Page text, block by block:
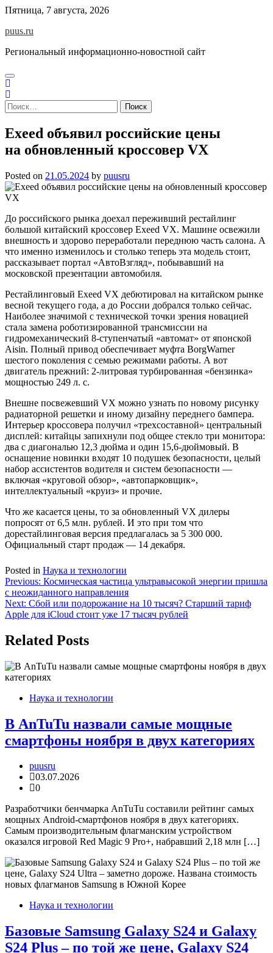
Skip
content
Пятница, 7 августа, 2026
puus.ru
Региональный информационно-новостной сайт
Найти:
Exeed объявил российские цены
на обновленный кроссовер VX
Posted on 21.05.2024 by puusru
До российского рынка доехал переживший рестайлинг
большой китайский кроссовер Exeed VX. Машине освежили
внешность и здорово переработали переднюю часть салона. А
что именно изменилось и столько теперь эта модель стоит,
рассказывает портал «АвтоВзгляд», побывавший на
московской презентации автомобиля.
Рестайлинговый Exeed VX дебютировал на китайском рынке
весной текущего года, а до России добрался только сейчас.
Наиболее значимой с технической точки зрения новацией
стала замена роботизированной трансмиссии на
гидромеханический 8-ступенчатый «автомат» от японской
Aisin. Полный привод обеспечивает муфта BorgWarner
шестого поколения с семью режимами работы. А вот
двигатель прежний: 2-литровая турбированная «бензинка»
мощностью 249 л. с.
Внешне посвежевший VX можно узнать по новому рисунку
радиаторной решетки и иному дизайну переднего бампера.
Интерьер кроссовера получил «трехсоставной» центральный
дисплей: китайцы запихнули под общее стекло три монитора:
два с диагональю 12,3 дюйма и один 15,6-дюймовый. В
оснащение новинки входят 10 подушек безопасности, целый
набор ассистентов водителя и систем безопасности —
включая «круговой обзор», «автопарковщик»,
интеллектуальный «круиз» и прочие.
Что же касается цены, то за обновленный VX дилеры
попросят от 6,5 млн. рублей. И это при том что
дорестайлинговая версия предлагалась за 5 300 000.
Официальный старт продаж — 14 декабря.
Posted in Наука и технологии
Навигация
по
записям
Previous: Космическая частица ультравысокой энергии пришла
с неожиданного направления
Next: Сбой или подорожание на 10 тысяч? Старший тариф
Apple для iCloud стоит уже 17 тысяч рублей
Related Posts
Наука и технологии
В AnTuTu назвали самые мощные
смартфоны ноября в двух категориях
puusru
03.07.2026
0
Разработчики бенчмарка AnTuTu составили рейтинг самых
мощных Android-смартфонов ноября в двух категориях.
Самым производительным флагманским устройством
оказался игровой Red Magic 9 Pro+, набравший 2,18 млн […]
Наука и технологии
Базовые Samsung Galaxy S24 и Galaxy
S24 Plus – по той же цене, Galaxy S24